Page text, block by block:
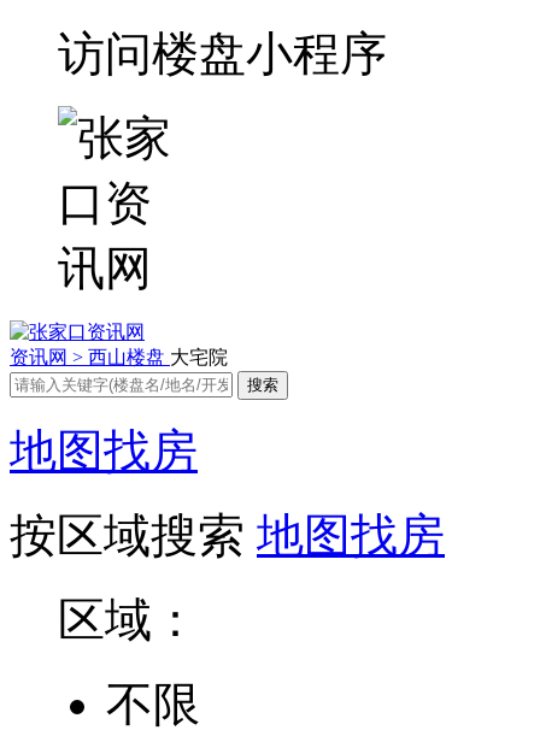
访问楼盘小程序
资讯网 > 西山楼盘 大宅院
地图找房
按区域搜索 地图找房
区域：
不限